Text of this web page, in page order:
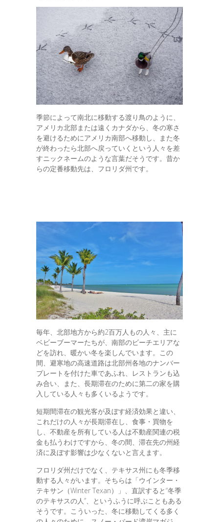
季節によって南北に移動する渡り鳥のように、
アメリカ北部または遠くカナダから、冬の寒さ
を避けるためにアメリカ南部へ移動し、また冬
が終わったら北部へ戻っていくという人々を差
すニックネームのような言葉だそうです。昔か
らの定番移動先は、フロリダ州です。
毎年、北部地方から約2百万人もの人々、主に
ベビーブーマーたちが、南部のビーチエリアな
どを訪れ、暖かい冬を楽しんでいます。この
間、避寒地の高速道路は北部州各地のナンバー
プレートを付けた車であふれ、レストランも込
み合い、また、長期滞在のために第二の家を購
入している人々も多くいるようです。
短期間滞在の観光客が及ぼす経済効果と違い、
これだけの人々が長期滞在し、食事・買物を
し、不動産を所有している人は不動産関連の税
金も払うわけですから、冬の間、滞在先の州経
済に及ぼす影響は少なくないと言えます。
フロリダ州だけでなく、テキサス州にも冬季移
動する人々がいます。そちらは「ウインター・
テキサン（Winter Texan）」、直訳すると“冬季
のテキサスの人”、というふうに呼ぶこともある
そうです。こういった、冬に移動してくる多く